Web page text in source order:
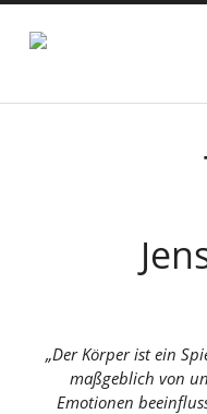
Therapie
Malzfabrik
„Der Körper ist ein
maßgeblich von
Emotionen